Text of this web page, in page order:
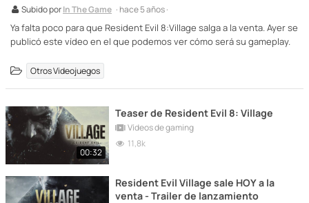
Subido porIn The Game · hace 5 años ·
Ya falta poco para que Resident Evil 8:Village salga a la venta. Ayer se
publicó este vídeo en el que podemos ver cómo será su gameplay.
Otros Videojuegos
00:32
Teaser de Resident Evil 8: Village
Vídeos de gaming
11,8k
Resident Evil Village sale HOY a la
venta - Trailer de lanzamiento